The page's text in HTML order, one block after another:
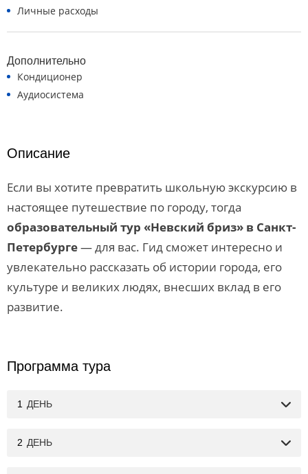
Личные расходы
Дополнительно
Кондиционер
Аудиосистема
Описание
Если вы хотите превратить школьную экскурсию в
настоящее путешествие по городу, тогда
образовательный тур «Невский бриз» в Санкт-
Петербурге— для вас. Гид сможет интересно и
увлекательно рассказать об истории города, его
культуре и великих людях, внесших вклад в его
развитие.
Программа тура
1 ДЕНЬ
2 ДЕНЬ